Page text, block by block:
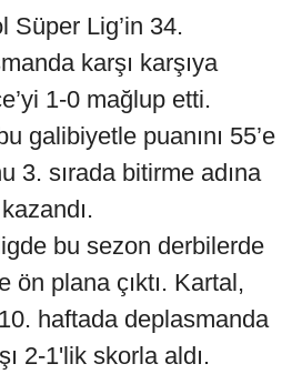
Süper Lig’in 34.
karşı karşıya
1-0 mağlup etti.
galibiyetle puanını 55’e
3. sırada bitirme adına
bu sezon derbilerde
ön plana çıktı. Kartal,
haftada deplasmanda
2-1'lik skorla aldı.